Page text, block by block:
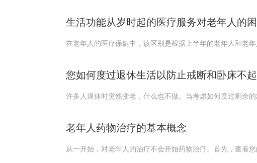
生活功能从岁时起的医疗服务对老年人的
在老年人的医疗保健中，该区别是根据上半年的老年人和老
您如何度过退休生活以防止戒断和卧床不
许多人退休时突然变老，什么也不做。当考虑如何度过剩余
老年人药物治疗的基本概念
从一开始，对老年人的治疗不会开始药物治疗。首先，查看